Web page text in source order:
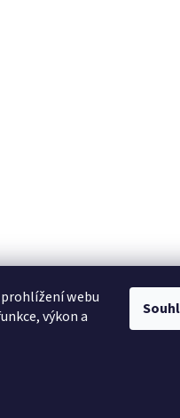
webu
výkon a